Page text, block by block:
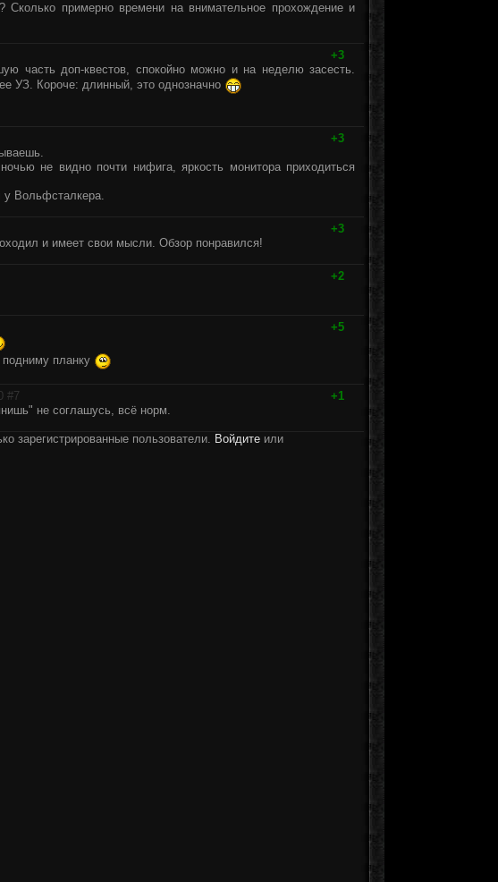
Сколько примерно времени на внимательное прохождение и
+3
часть доп-квестов, спокойно можно и на неделю засесть.
УЗ. Короче: длинный, это однозначно
+3
не видно почти нифига, яркость монитора приходиться
Вольфсталкера.
+3
и имеет свои мысли. Обзор понравился!
+2
+5
планку
#7
+1
не соглашусь, всё норм.
зарегистрированные пользователи. Войдите или